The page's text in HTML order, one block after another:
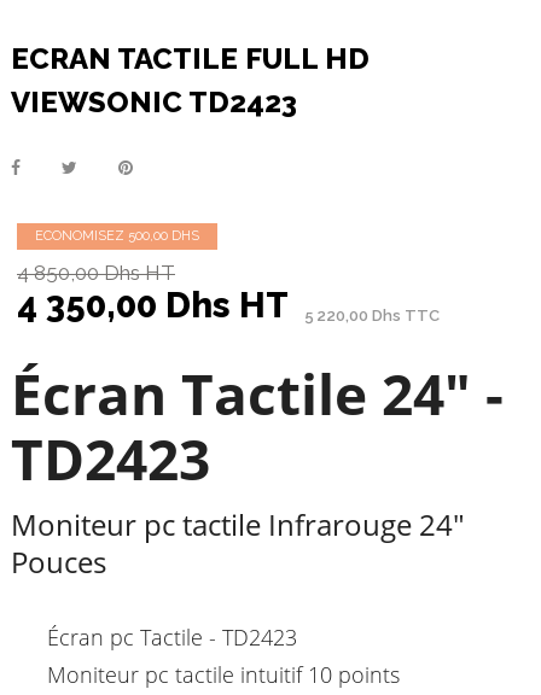
ECRAN TACTILE FULL HD
VIEWSONIC TD2423
ECONOMISEZ 500,00 DHS
4 850,00 Dhs HT
4 350,00 Dhs HT 5 220,00 Dhs TTC
Écran Tactile 24" -
TD2423
Moniteur pc tactile Infrarouge 24"
Pouces
Écran pc Tactile - TD2423
Moniteur pc tactile intuitif 10 points